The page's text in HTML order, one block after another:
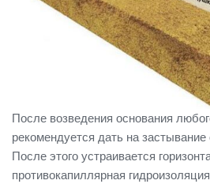
После возведения основания
рекомендуется дать на
После этого устраивается
противокапиллярная